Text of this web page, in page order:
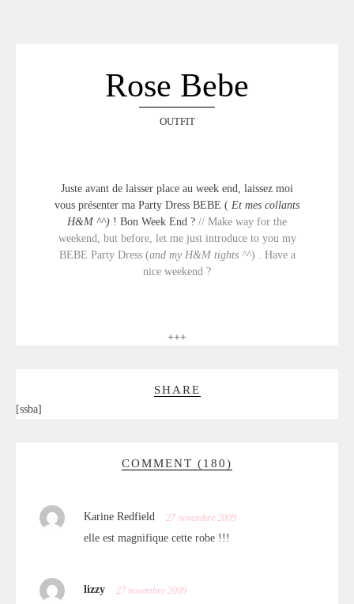
LOOKBOOK
ARCHIVES
Rose Bebe
OUTFIT
Juste avant de laisser place au week end, laissez moi
vous présenter ma Party Dress BEBE ( Et mes collants
H&M ^^) ! Bon Week End ? // Make way for the
weekend, but before, let me just introduce to you my
BEBE Party Dress (and my H&M tights ^^) . Have a
nice weekend ?
+++
SHARE
[ssba]
COMMENT (180)
Karine Redfield 27 novembre 2009
elle est magnifique cette robe !!!
lizzy 27 novembre 2009